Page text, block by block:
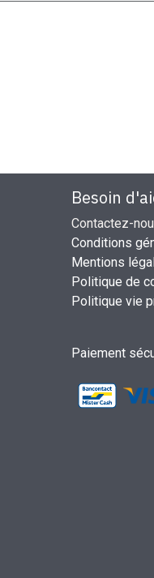
Besoin
Contactez-
Conditions
Mentions
Politique de
Politique vie
Paiement